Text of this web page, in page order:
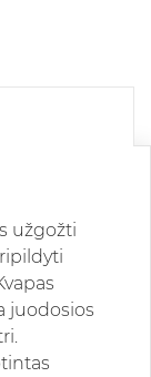
užgožti
juodosios